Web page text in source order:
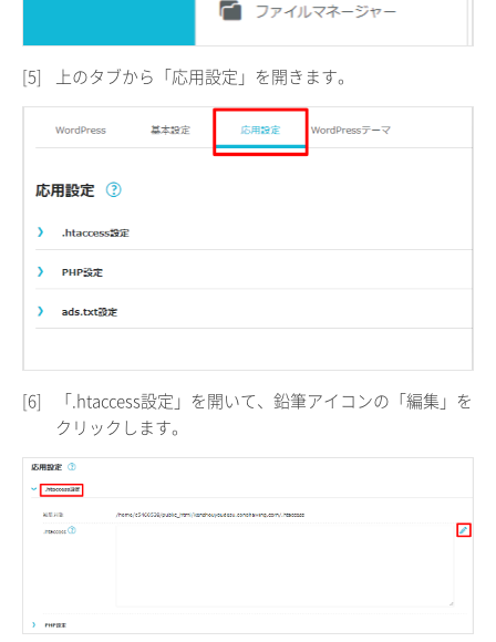
[5] 上のタブから「応用設定」を開きます。
[6]
「.htaccess設定」を開いて、鉛筆アイコンの「編集」を
クリックします。